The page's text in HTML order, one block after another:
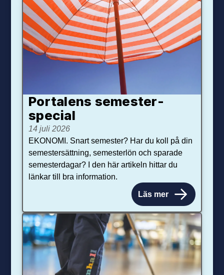
Portalens semester­
special
14 juli 2026
EKONOMI. Snart semester? Har du koll på din
semestersättning, semesterlön och sparade
semesterdagar? I den här artikeln hittar du
länkar till bra information.
Läs mer